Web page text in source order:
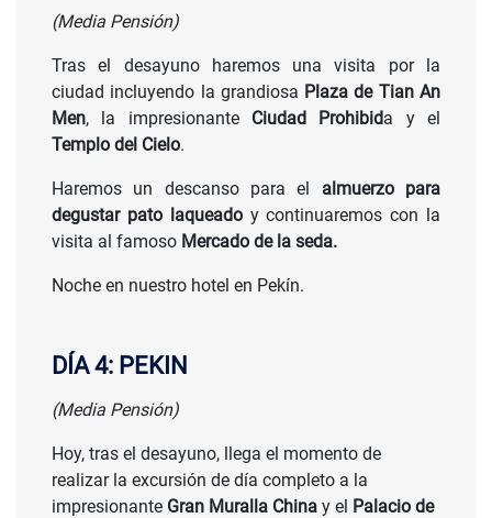
(Media Pensión)
Tras el desayuno haremos una visita por la
ciudad incluyendo la grandiosa Plaza de Tian An
Men, la impresionante Ciudad Prohibida y el
Templo del Cielo.
Haremos un descanso para el almuerzo para
degustar pato laqueadoy continuaremos con la
visita al famoso Mercado de la seda.
Noche en nuestro hotel en Pekín.
DÍA 4: PEKIN
(Media Pensión)
Hoy, tras el desayuno, llega el momento de
realizar la excursión de día completo a la
impresionante Gran Muralla China y el Palacio de